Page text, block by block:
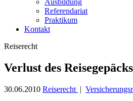
Ausbildung
Referendariat
Praktikum
Kontakt
Reiserecht
Verlust des
30.06.2010 Reiserecht |